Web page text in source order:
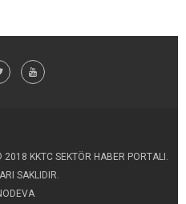
KKTC SEKTÖR HABER PORTALI.
SAKLIDIR.